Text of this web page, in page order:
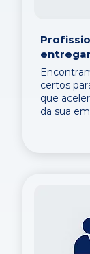
certos
que
da sua